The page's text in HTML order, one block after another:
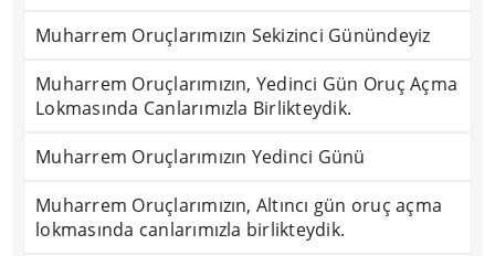
Muharrem Oruçlarımızın Sekizinci Günündeyiz
Muharrem Oruçlarımızın, Yedinci Gün Oruç Açma
Lokmasında Canlarımızla Birlikteydik.
Muharrem Oruçlarımızın Yedinci Günü
Muharrem Oruçlarımızın, Altıncı gün oruç açma
lokmasında canlarımızla birlikteydik.